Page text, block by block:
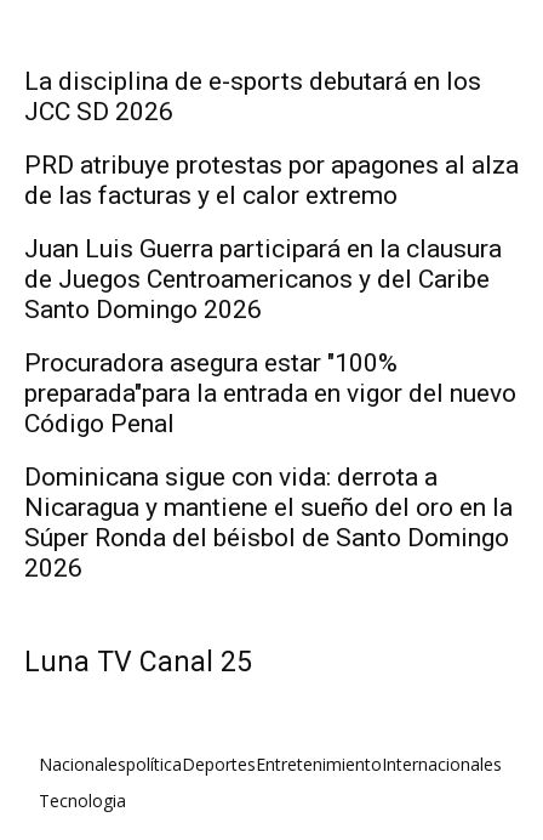
La disciplina de e-sports debutará en los
JCC SD 2026
PRD atribuye protestas por apagones al alza
de las facturas y el calor extremo
Juan Luis Guerra participará en la clausura
de Juegos Centroamericanos y del Caribe
Santo Domingo 2026
Procuradora asegura estar "100%
preparada"para la entrada en vigor del nuevo
Código Penal
Dominicana sigue con vida: derrota a
Nicaragua y mantiene el sueño del oro en la
Súper Ronda del béisbol de Santo Domingo
2026
Luna TV Canal 25
NacionalespolíticaDeportesEntretenimientoInternacionales
Tecnologia